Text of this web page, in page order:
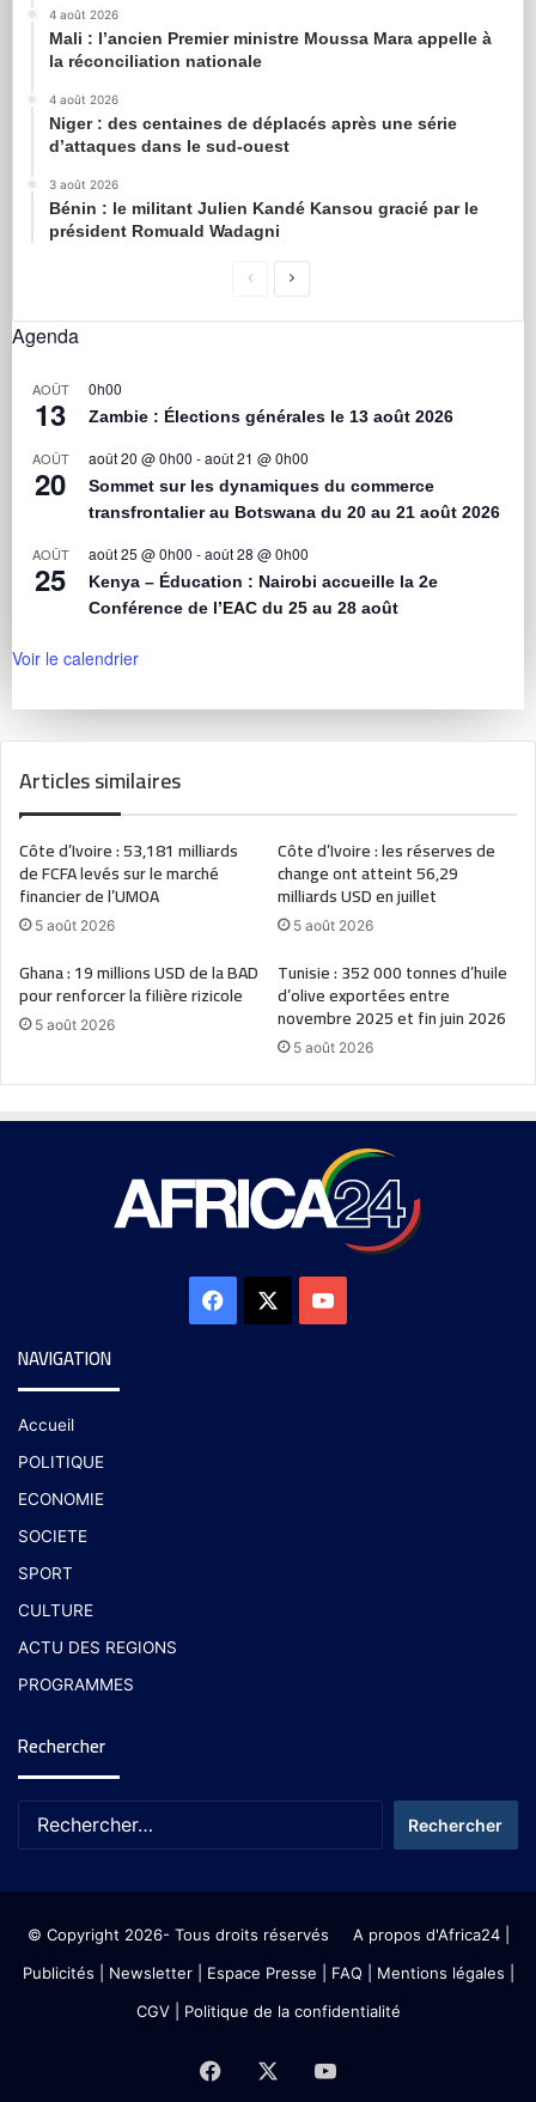
4 août 2026
Mali : l’ancien Premier ministre Moussa Mara appelle à
la réconciliation nationale
4 août 2026
Niger : des centaines de déplacés après une série
d’attaques dans le sud-ouest
3 août 2026
Bénin : le militant Julien Kandé Kansou gracié par le
président Romuald Wadagni
Agenda
AOÛT
13
0h00
Zambie : Élections générales le 13 août 2026
AOÛT
20
août 20 @ 0h00 -août 21 @ 0h00
Sommet sur les dynamiques du commerce
transfrontalier au Botswana du 20 au 21 août 2026
AOÛT
25
août 25 @ 0h00 -août 28 @ 0h00
Kenya – Éducation : Nairobi accueille la 2e
Conférence de l’EAC du 25 au 28 août
Voir le calendrier
Articles similaires
Côte d’Ivoire : 53,181 milliards
de FCFA levés sur le marché
financier de l’UMOA
5 août 2026
Côte d’Ivoire : les réserves de
change ont atteint 56,29
milliards USD en juillet
5 août 2026
Ghana : 19 millions USD de la BAD
pour renforcer la filière rizicole
5 août 2026
Tunisie : 352 000 tonnes d’huile
d’olive exportées entre
novembre 2025 et fin juin 2026
5 août 2026
NAVIGATION
Accueil
POLITIQUE
ECONOMIE
SOCIETE
SPORT
CULTURE
ACTU DES REGIONS
PROGRAMMES
Rechercher
© Copyright 2026- Tous droits réservés A propos d'Africa24|
Publicités
Newsletter| Espace Presse | FAQ | Mentions légales
CGV| Politique de la confidentialité